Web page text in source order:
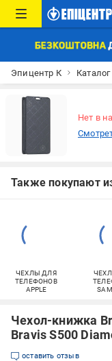
Эпицентр К Каталог
Нет в
Также покупают
ЧЕХЛЫ ДЛЯ
ТЕЛЕФОНОВ
APPLE
Чехол-книжка
Bravis S500
оставить отзыв